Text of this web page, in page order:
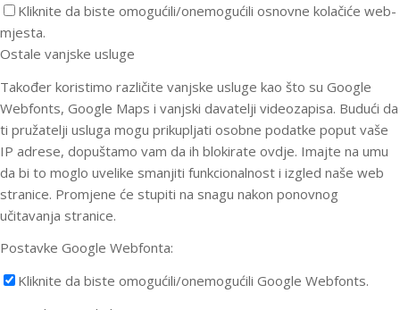
Kliknite da biste omogućili/onemogućili osnovne kolačiće web-
mjesta.
Ostale vanjske usluge
Također koristimo različite vanjske usluge kao što su Google
Webfonts, Google Maps i vanjski davatelji videozapisa. Budući da
ti pružatelji usluga mogu prikupljati osobne podatke poput vaše
IP adrese, dopuštamo vam da ih blokirate ovdje. Imajte na umu
da bi to moglo uvelike smanjiti funkcionalnost i izgled naše web
stranice. Promjene će stupiti na snagu nakon ponovnog
učitavanja stranice.
Postavke Google Webfonta:
Kliknite da biste omogućili/onemogućili Google Webfonts.